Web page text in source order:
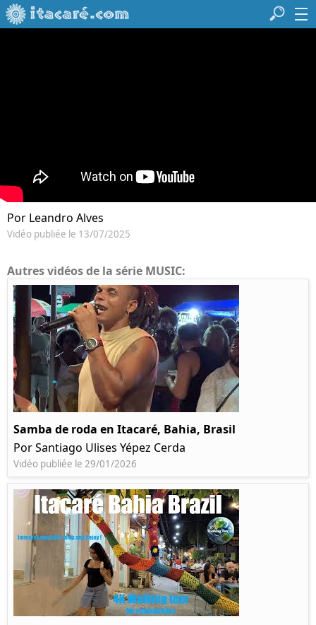
Por Leandro Alves
Vidéo publiée le 13/07/2025
Autres vidéos de la série MUSIC:
Samba de roda en Itacaré, Bahia, Brasil
Por Santiago Ulises Yépez Cerda
Vidéo publiée le 29/01/2026